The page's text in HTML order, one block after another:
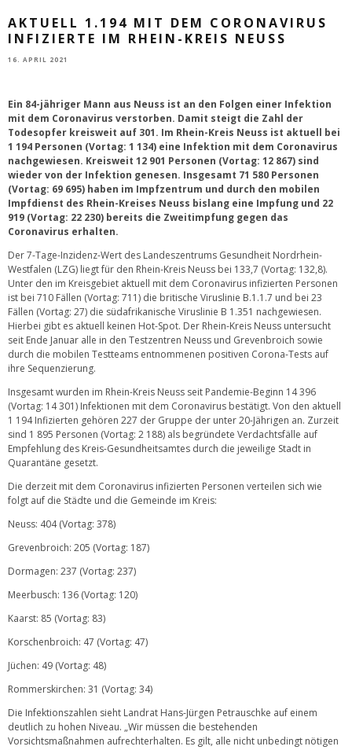
AKTUELL 1.194 MIT DEM CORONAVIRUS
INFIZIERTE IM RHEIN-KREIS NEUSS
16. APRIL 2021
Ein 84-jähriger Mann aus Neuss ist an den Folgen einer Infektion
mit dem Coronavirus verstorben. Damit steigt die Zahl der
Todesopfer kreisweit auf 301. Im Rhein-Kreis Neuss ist aktuell bei
1 194 Personen (Vortag: 1 134) eine Infektion mit dem Coronavirus
nachgewiesen. Kreisweit 12 901 Personen (Vortag: 12 867) sind
wieder von der Infektion genesen. Insgesamt 71 580 Personen
(Vortag: 69 695) haben im Impfzentrum und durch den mobilen
Impfdienst des Rhein-Kreises Neuss bislang eine Impfung und 22
919 (Vortag: 22 230) bereits die Zweitimpfung gegen das
Coronavirus erhalten.
Der 7-Tage-Inzidenz-Wert des Landeszentrums Gesundheit Nordrhein-
Westfalen (LZG) liegt für den Rhein-Kreis Neuss bei 133,7 (Vortag: 132,8).
Unter den im Kreisgebiet aktuell mit dem Coronavirus infizierten Personen
ist bei 710 Fällen (Vortag: 711) die britische Viruslinie B.1.1.7 und bei 23
Fällen (Vortag: 27) die südafrikanische Viruslinie B 1.351 nachgewiesen.
Hierbei gibt es aktuell keinen Hot-Spot. Der Rhein-Kreis Neuss untersucht
seit Ende Januar alle in den Testzentren Neuss und Grevenbroich sowie
durch die mobilen Testteams entnommenen positiven Corona-Tests auf
ihre Sequenzierung.
Insgesamt wurden im Rhein-Kreis Neuss seit Pandemie-Beginn 14 396
(Vortag: 14 301) Infektionen mit dem Coronavirus bestätigt. Von den aktuell
1 194 Infizierten gehören 227 der Gruppe der unter 20-Jährigen an. Zurzeit
sind 1 895 Personen (Vortag: 2 188) als begründete Verdachtsfälle auf
Empfehlung des Kreis-Gesundheitsamtes durch die jeweilige Stadt in
Quarantäne gesetzt.
Die derzeit mit dem Coronavirus infizierten Personen verteilen sich wie
folgt auf die Städte und die Gemeinde im Kreis:
Neuss: 404 (Vortag: 378)
Grevenbroich: 205 (Vortag: 187)
Dormagen: 237 (Vortag: 237)
Meerbusch: 136 (Vortag: 120)
Kaarst: 85 (Vortag: 83)
Korschenbroich: 47 (Vortag: 47)
Jüchen: 49 (Vortag: 48)
Rommerskirchen: 31 (Vortag: 34)
Die Infektionszahlen sieht Landrat Hans-Jürgen Petrauschke auf einem
deutlich zu hohen Niveau. „Wir müssen die bestehenden
Vorsichtsmaßnahmen aufrechterhalten. Es gilt, alle nicht unbedingt nötigen